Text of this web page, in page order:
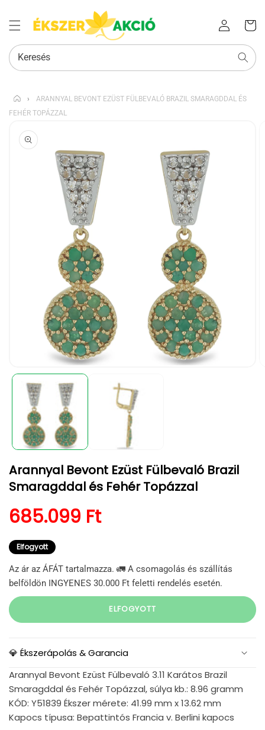
Bejelentkezés
kosara
Keresés
›
ARANNYAL BEVONT EZÜST FÜLBEVALÓ BRAZIL SMARAGDDAL ÉS
FEHÉR TOPÁZZAL
UGRÁS A
TERMÉKADATOKRA
médiafájl
megnyitása
modális
párbeszédpanelen
Arannyal Bevont Ezüst Fülbevaló Brazil
Smaragddal és Fehér Topázzal
Normál ár
685.099 Ft
Elfogyott
Az ár az ÁFÁT tartalmazza. 🚛 A csomagolás és szállítás
belföldön INGYENES 30.000 Ft feletti rendelés esetén.
ELFOGYOTT
💎 Ékszerápolás & Garancia
Arannyal Bevont Ezüst Fülbevaló 3.11 Karátos Brazil
Smaragddal és Fehér Topázzal, súlya kb.: 8.96 gramm
KÓD: Y51839 Ékszer mérete: 41.99 mm x 13.62 mm
Kapocs típusa: Bepattintós Francia v. Berlini kapocs